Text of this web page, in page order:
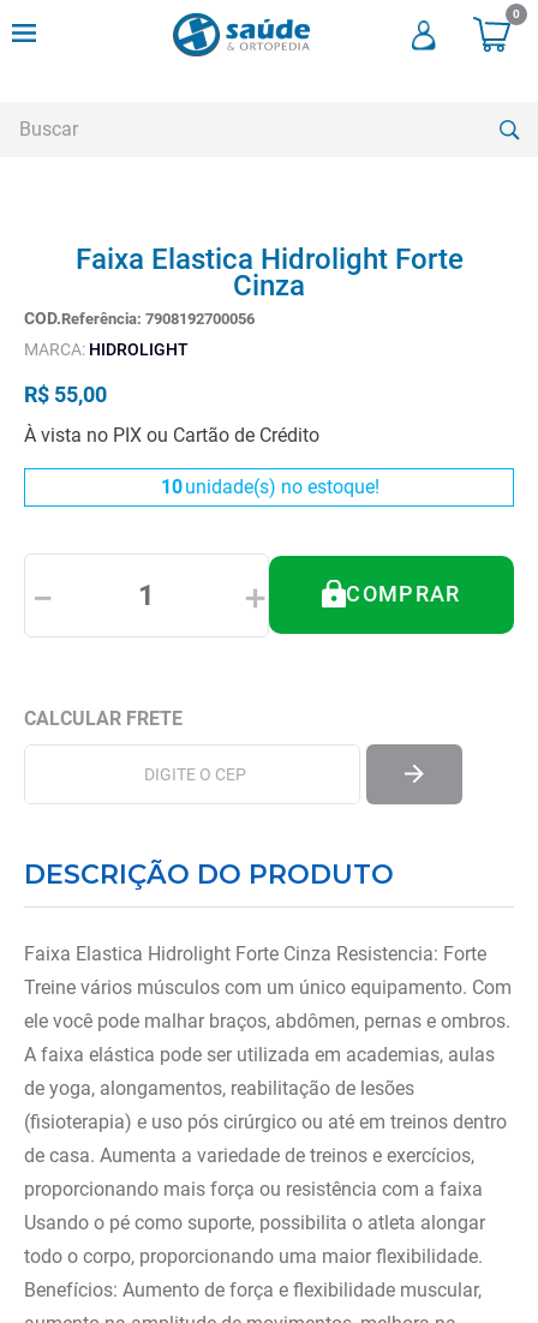
0
Faixa Elastica Hidrolight Forte
Cinza
Referência: 7908192700056
MARCA: HIDROLIGHT
R$ 55,00
À vista no PIX ou Cartão de Crédito
10unidade(s) no estoque!
＋
－ COMPRAR
DESCRIÇÃO DO PRODUTO
Faixa Elastica Hidrolight Forte Cinza Resistencia: Forte
Treine vários músculos com um único equipamento. Com
ele você pode malhar braços, abdômen, pernas e ombros.
A faixa elástica pode ser utilizada em academias, aulas
de yoga, alongamentos, reabilitação de lesões
(fisioterapia) e uso pós cirúrgico ou até em treinos dentro
de casa. Aumenta a variedade de treinos e exercícios,
proporcionando mais força ou resistência com a faixa
Usando o pé como suporte, possibilita o atleta alongar
todo o corpo, proporcionando uma maior flexibilidade.
Benefícios: Aumento de força e flexibilidade muscular,
andadores
3º
cadeira rodas
4º
andador
5º
cadeira rodas agile
6º
cadeira higienica
7º
tipoia
8º
munique
º
imobilizador joelho
10º almofadas